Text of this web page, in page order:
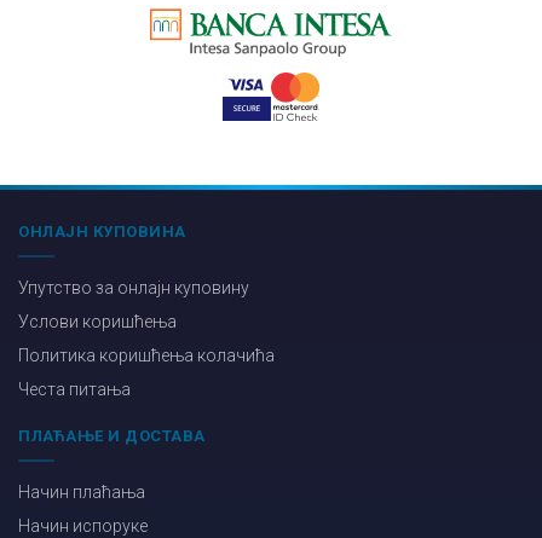
ОНЛАЈН КУПОВИНА
Упутство за онлајн куповину
Услови коришћења
Политика коришћења колачића
Честа питања
ПЛАЋАЊЕ И ДОСТАВА
Начин плаћања
Начин испоруке